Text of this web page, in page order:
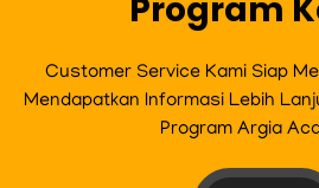
Program
Customer Service Kami Siap
Mendapatkan Informasi Lebih
Program Argia